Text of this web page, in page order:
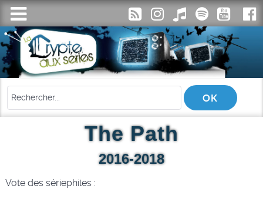
The Path
2016-2018
Vote des sériephiles :